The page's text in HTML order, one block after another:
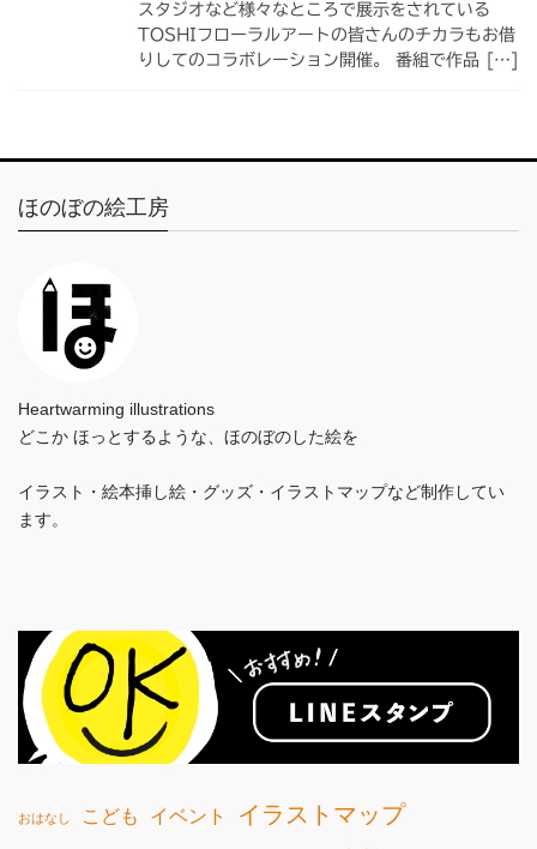
スタジオなど様々なところで展示をされている
TOSHIフローラルアートの皆さんのチカラもお借
りしてのコラボレーション開催。 番組で作品 […]
ほのぼの絵工房
Heartwarming illustrations
どこか ほっとするような、ほのぼのした絵を
イラスト・絵本挿し絵・グッズ・イラストマップなど制作してい
ます。
おはなし こども イベント イラストマップ